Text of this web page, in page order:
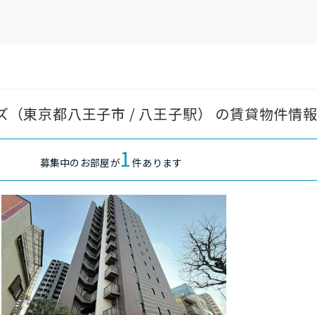
（東京都八王子市 / 八王子駅） の賃貸物件情報
募集中のお部屋が1 件あります